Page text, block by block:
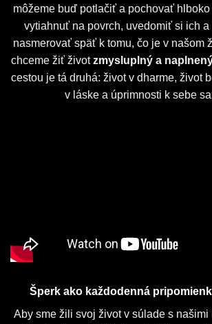
môžeme buď potlačiť a pochovať
vytiahnuť na povrch, uvedomiť si ich
nasmerovať späť k tomu, čo je v našom
chceme žiť životzmysluplný a
cestou je tá druhá: život v dharme, život
v láske a úprimnosti k sebe
Šperk ako každodenná
Aby sme žili svoj život v súlade s